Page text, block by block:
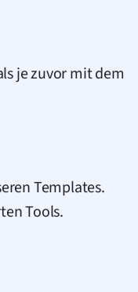
je zuvor mit dem
Templates.
Tools.